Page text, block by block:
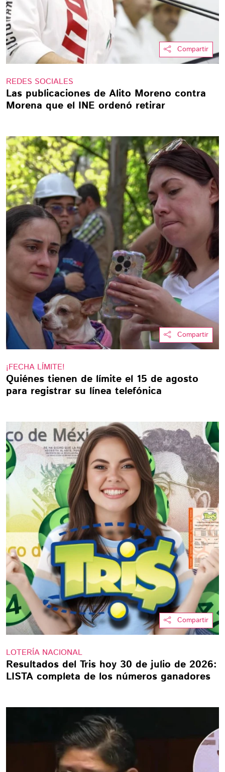
Compartir
REDES SOCIALES
Las publicaciones de Alito Moreno contra
Morena que el INE ordenó retirar
Compartir
¡FECHA LÍMITE!
Quiénes tienen de límite el 15 de agosto
para registrar su línea telefónica
Compartir
LOTERÍA NACIONAL
Resultados del Tris hoy 30 de julio de 2026:
LISTA completa de los números ganadores